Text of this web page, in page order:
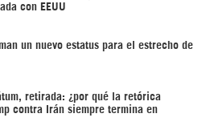
con EEUU
un nuevo estatus para el estrecho de
retirada: ¿por qué la retórica
contra Irán siempre termina en